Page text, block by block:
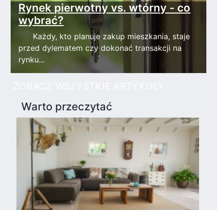
Rynek pierwotny vs. wtórny - co
wybrać?
Każdy, kto planuje zakup mieszkania, staje
przed dylematem czy dokonać transakcji na
rynku...
Warto przeczytać